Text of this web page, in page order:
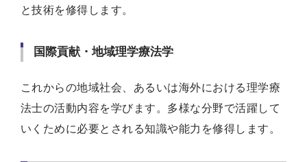
と技術を修得します。
国際貢献・地域理学療法学
これからの地域社会、あるいは海外における理学療
法士の活動内容を学びます。多様な分野で活躍して
いくために必要とされる知識や能力を修得します。